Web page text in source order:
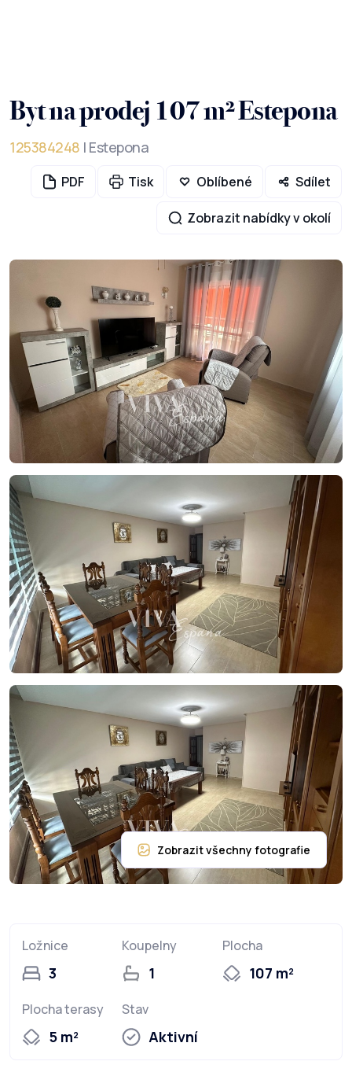
Byt na prodej 107 m² Estepona
125384248 | Estepona
PDF Tisk Oblíbené Sdílet
Zobrazit nabídky v okolí
Ložnice
3
Koupelny
1
Plocha
107 m²
Plocha terasy
5 m²
Stav
Aktivní